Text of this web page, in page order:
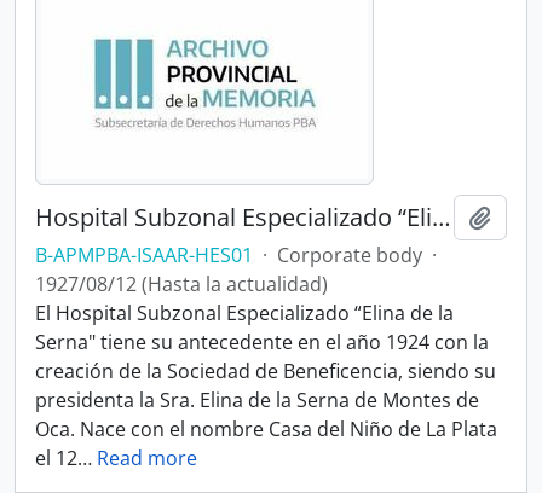
Hospital Subzonal Especializado “Elina de la Serna"
B-APMPBA-ISAAR-HES01 · Corporate body ·
1927/08/12 (Hasta la actualidad)
El Hospital Subzonal Especializado “Elina de la
Serna" tiene su antecedente en el año 1924 con la
creación de la Sociedad de Beneficencia, siendo su
presidenta la Sra. Elina de la Serna de Montes de
Oca. Nace con el nombre Casa del Niño de La Plata
el 12… Read more